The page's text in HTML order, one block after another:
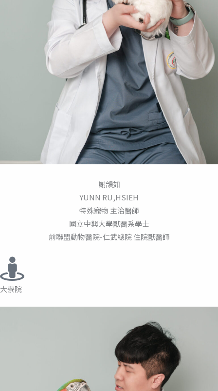
謝韻如
YUNN RU,HSIEH
特殊寵物 主治醫師
國立中興大學獸醫系學士
前聯盟動物醫院-仁武總院 住院獸醫師
大寮院